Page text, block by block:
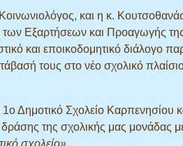
και η κ.
Εξαρτήσεων και Προαγωγής
και εποικοδομητικό διάλογο
τους στο νέο σχολικό πλαίσιο
Δημοτικό Σχολείο Καρπενησίου
της σχολικής μας μονάδας με
σχολείο».